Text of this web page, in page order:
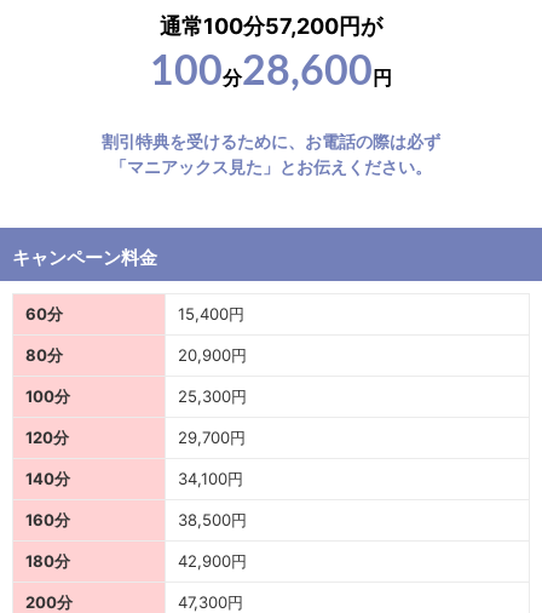
通常100分57,200円が
100分28,600 円
割引特典を受けるために、お電話の際は必ず
「マニアックス見た」とお伝えください。
キャンペーン料金
60分 15,400円
80分 20,900円
100分 25,300円
120分 29,700円
140分 34,100円
160分 38,500円
180分 42,900円
200分 47,300円